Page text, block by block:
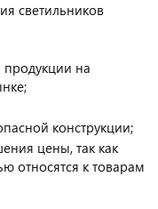
светильников
продукции на
конструкции;
цены, так как
относятся к товарам